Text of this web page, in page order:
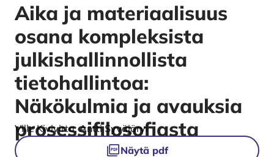
Aika ja materiaalisuus
osana kompleksista
julkishallinnollista
tietohallintoa:
Näkökulmia ja avauksia
prosessifilosofiasta
Authors
Ville Kivivirta, Antti Syväjärvi
Tiedostot
Näytä pdf